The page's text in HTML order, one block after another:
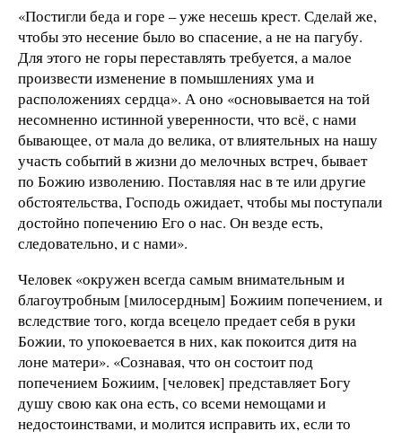
«Постигли беда и горе – уже несешь крест. Сделай же,
чтобы это несение было во спасение, а не на пагубу.
Для этого не горы переставлять требуется, а малое
произвести изменение в помышлениях ума и
расположениях сердца». А оно «основывается на той
несомненно истинной уверенности, что всё, с нами
бывающее, от мала до велика, от влиятельных на нашу
участь событий в жизни до мелочных встреч, бывает
по Божию изволению. Поставляя нас в те или другие
обстоятельства, Господь ожидает, чтобы мы поступали
достойно попечению Его о нас. Он везде есть,
следовательно, и с нами».
Человек «окружен всегда самым внимательным и
благоутробным [милосердным] Божиим попечением, и
вследствие того, когда всецело предает себя в руки
Божии, то упокоевается в них, как покоится дитя на
лоне матери». «Сознавая, что он состоит под
попечением Божиим, [человек] представляет Богу
душу свою как она есть, со всеми немощами и
недостоинствами, и молится исправить их, если то